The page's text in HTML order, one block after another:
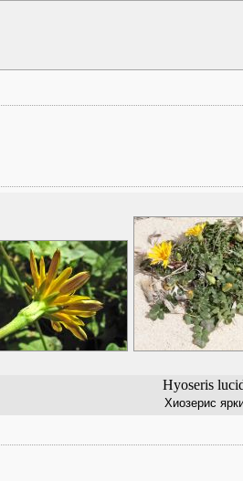
Hyoseris
Хиозерис